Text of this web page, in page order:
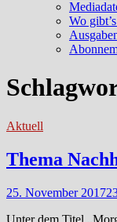
Wo
Aktuell
Thema
25. November 2017
Unter dem Titel